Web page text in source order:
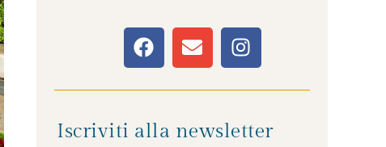
Iscriviti alla newsletter